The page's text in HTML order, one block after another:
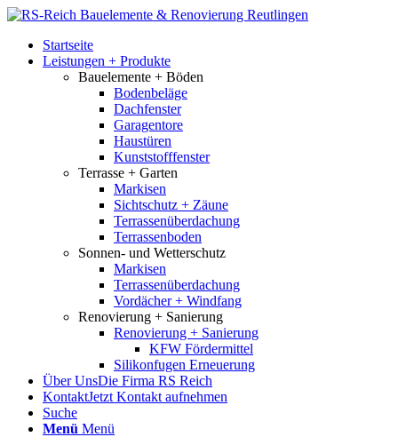
Startseite
Leistungen + Produkte
Bauelemente + Böden
Bodenbeläge
Dachfenster
Garagentore
Haustüren
Kunststofffenster
Terrasse + Garten
Markisen
Sichtschutz + Zäune
Terrassenüberdachung
Terrassenboden
Sonnen- und Wetterschutz
Markisen
Terrassenüberdachung
Vordächer + Windfang
Renovierung + Sanierung
Renovierung + Sanierung
KFW Fördermittel
Silikonfugen Erneuerung
Über UnsDie Firma RS Reich
KontaktJetzt Kontakt aufnehmen
Suche
Menü Menü